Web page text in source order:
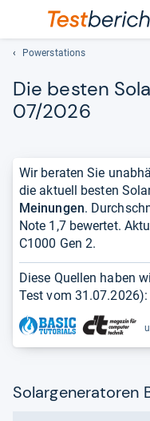
Powerstations
Die bes­ten
07/2026
Wir beraten Sie
die aktuell besten
Meinungen.
Note 1,7 bewertet.
C1000 Gen 2.
Diese Quellen haben
Test vom 31.07.2026):
Solargeneratoren